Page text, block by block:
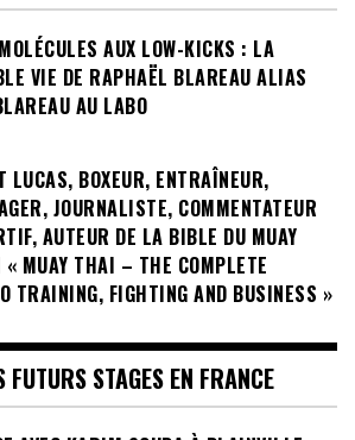
AUX LOW-KICKS : LA
VIE DE RAPHAËL BLAREAU ALIAS
AU LABO
LUCAS, BOXEUR, ENTRAÎNEUR,
JOURNALISTE, COMMENTATEUR
AUTEUR DE LA BIBLE DU MUAY
MUAY THAI – THE COMPLETE
TRAINING, FIGHTING AND BUSINESS »
FUTURS STAGES EN FRANCE